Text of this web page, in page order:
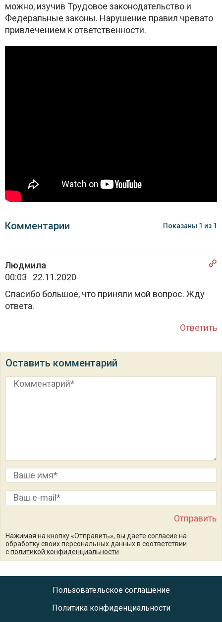
можно, изучив Трудовое законодательство и
Федеральные законы. Нарушение правил чревато
привлечением к ответственности.
Комментарии Показаны 1 из 1
Людмила
00:03 22.11.2020
Спасибо большое, что приняли мой вопрос. Жду
ответа.
Ответить
Оставить комментарий
Нажимая на кнопку «Отправить», вы даете согласие на
обработку своих персональных данных в соответствии
сполитикой конфиденциальности
Пользовательское соглашение
Политика конфиденциальности